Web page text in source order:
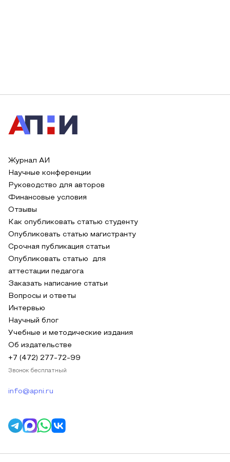
Журнал АИ
Научные конференции
Руководство для авторов
Финансовые условия
Отзывы
Как опубликовать статью студенту
Опубликовать статью магистранту
Срочная публикация статьи
Опубликовать статью для
аттестации педагога
Заказать написание статьи
Вопросы и ответы
Интервью
Научный блог
Учебные и методические издания
Об издательстве
+7 (472) 277-72-99
Звонок бесплатный
info@apni.ru